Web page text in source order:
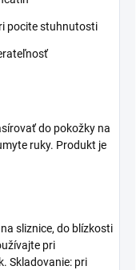
pocite stuhnutosti
do pokožky na
ruky. Produkt je
sliznice, do blízkosti
pri
Skladovanie: pri